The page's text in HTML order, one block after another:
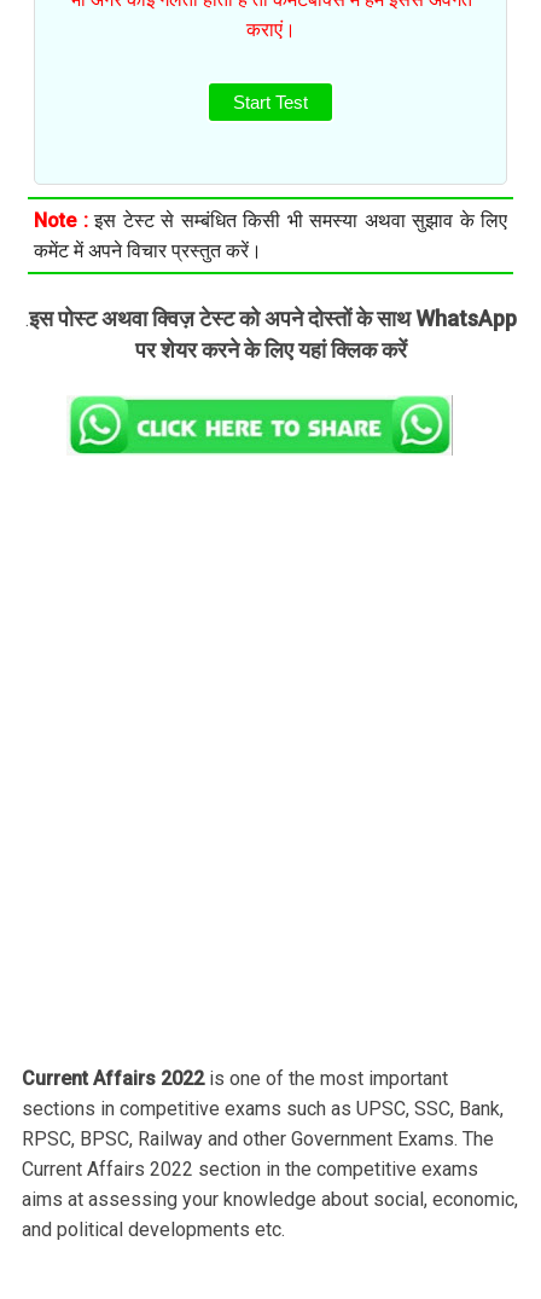
कराएं।
Start Test
Note :इस टेस्ट से सम्बंधित किसी भी समस्या अथवा सुझाव के लिए
कमेंट में अपने विचार प्रस्तुत करें।
.इस पोस्ट अथवा क्विज़ टेस्ट को अपने दोस्तों के साथ WhatsApp
पर शेयर करने के लिए यहां क्लिक करें
Current Affairs 2022is one of the most important
sections in competitive exams such as UPSC, SSC, Bank,
RPSC, BPSC, Railway and other Government Exams. The
Current Affairs 2022 section in the competitive exams
aims at assessing your knowledge about social, economic,
and political developments etc.